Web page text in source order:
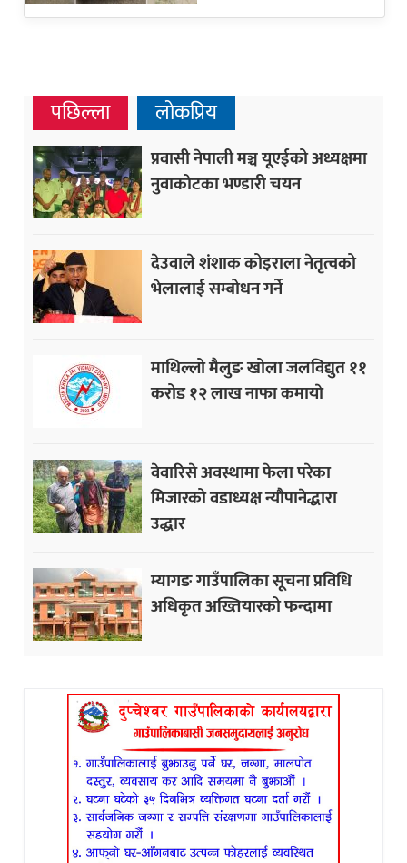
पछिल्ला लोकप्रिय
प्रवासी नेपाली मञ्च यूएईको अध्यक्षमा
नुवाकोटका भण्डारी चयन
देउवाले शंशाक कोइराला नेतृत्वको
भेलालाई सम्बोधन गर्ने
माथिल्लो मैलुङ खोला जलविद्युत ११
करोड १२ लाख नाफा कमायाे
वेवारिसे अवस्थामा फेला परेका
मिजारको वडाध्यक्ष न्यौपानेद्धारा
उद्धार
म्यागङ गाउँपालिका सूचना प्रविधि
अधिकृत अख्तियारको फन्दामा